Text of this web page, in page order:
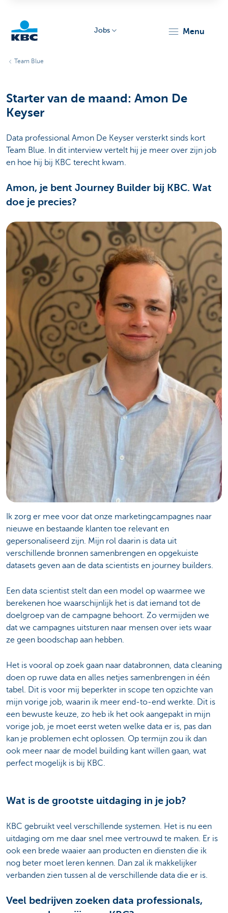
Jobs menu
Team Blue
Starter van de maand: Amon De
Keyser
Data professional Amon De Keyser versterkt sinds kort
Team Blue. In dit interview vertelt hij je meer over zijn job
en hoe hij bij KBC terecht kwam.
Amon, je bent Journey Builder bij KBC. Wat
doe je precies?
Ik zorg er mee voor dat onze marketingcampagnes naar
nieuwe en bestaande klanten toe relevant en
gepersonaliseerd zijn. Mijn rol daarin is data uit
verschillende bronnen samenbrengen en opgekuiste
datasets geven aan de data scientists en journey builders.
Een data scientist stelt dan een model op waarmee we
berekenen hoe waarschijnlijk het is dat iemand tot de
doelgroep van de campagne behoort. Zo vermijden we
dat we campagnes uitsturen naar mensen over iets waar
ze geen boodschap aan hebben.
Het is vooral op zoek gaan naar databronnen, data cleaning
doen op ruwe data en alles netjes samenbrengen in één
tabel. Dit is voor mij beperkter in scope ten opzichte van
mijn vorige job, waarin ik meer end-to-end werkte. Dit is
een bewuste keuze, zo heb ik het ook aangepakt in mijn
vorige job, je moet eerst weten welke data er is, pas dan
kan je problemen echt oplossen. Op termijn zou ik dan
ook meer naar de model building kant willen gaan, wat
perfect mogelijk is bij KBC.
Wat is de grootste uitdaging in je job?
KBC gebruikt veel verschillende systemen. Het is nu een
uitdaging om me daar snel mee vertrouwd te maken. Er is
ook een brede waaier aan producten en diensten die ik
nog beter moet leren kennen. Dan zal ik makkelijker
verbanden zien tussen al de verschillende data die er is.
Veel bedrijven zoeken data professionals,